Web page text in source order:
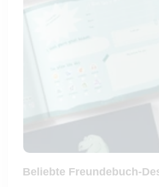
Beliebte Freundebuch-